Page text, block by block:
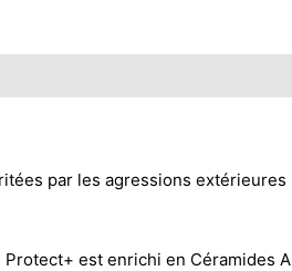
par les agressions
est enrichi en Céramides